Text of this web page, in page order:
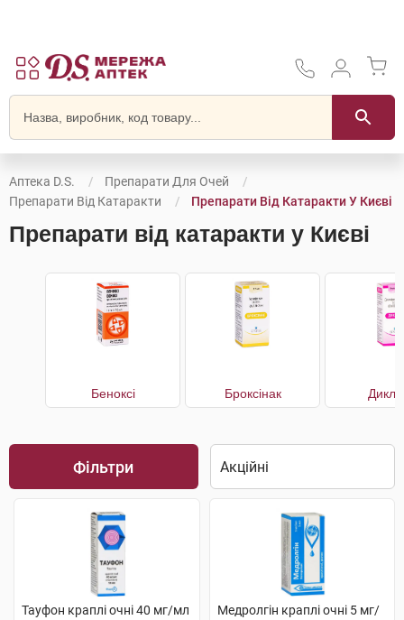
Аптека D.S.
Препарати Для Очей
Препарати Від Катаракти
Препарати Від Катаракти У Києві
Препарати від катаракти у Києві
Беноксі Броксінак
Фільтри
Тауфон краплі очні 40 мг/мл
Медролгін краплі очні 5 мг/